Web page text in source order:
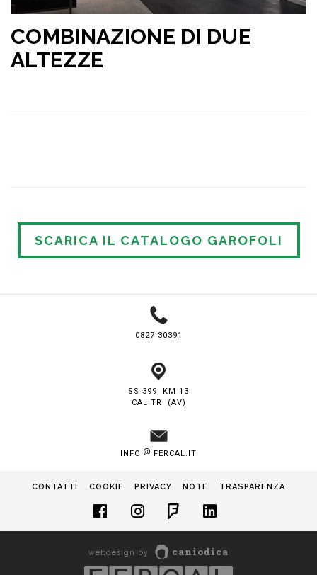
COMBINAZIONE DI DUE
ALTEZZE
SCARICA IL CATALOGO GAROFOLI
0827 30391
SS 399, KM 13
CALITRI (AV)
INFO @ FERCAL.IT
CONTATTI COOKIE PRIVACY NOTE TRASPARENZA
webdesign by caniodica